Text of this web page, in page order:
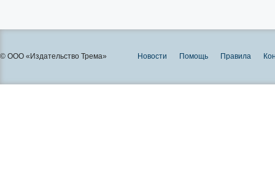
© ООО «Издательство Трема» Новости Помощь Правила